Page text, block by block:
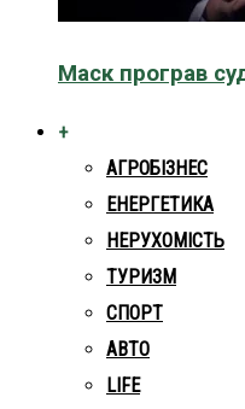
Маск програв
+
АГРОБІЗНЕС
ЕНЕРГЕТИКА
НЕРУХОМІСТЬ
ТУРИЗМ
СПОРТ
АВТО
LIFE